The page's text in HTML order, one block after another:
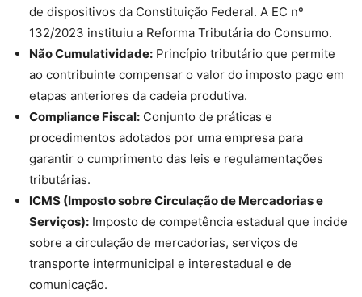
de dispositivos da Constituição Federal. A EC nº
132/2023 instituiu a Reforma Tributária do Consumo.
Não Cumulatividade: Princípio tributário que permite
ao contribuinte compensar o valor do imposto pago em
etapas anteriores da cadeia produtiva.
Compliance Fiscal: Conjunto de práticas e
procedimentos adotados por uma empresa para
garantir o cumprimento das leis e regulamentações
tributárias.
ICMS (Imposto sobre Circulação de Mercadorias e
Serviços): Imposto de competência estadual que incide
sobre a circulação de mercadorias, serviços de
transporte intermunicipal e interestadual e de
comunicação.